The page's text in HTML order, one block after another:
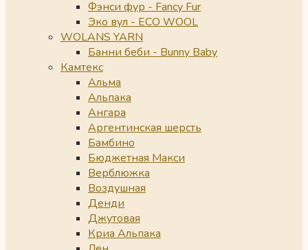
Фэнси фур - Fancy Fur
Эко вул - ECO WOOL
WOLANS YARN
Банни беби - Bunny Baby
Камтекс
Альма
Альпака
Ангара
Аргентинская шерсть
Бамбино
Бюджетная Макси
Верблюжка
Воздушная
Денди
Джутовая
Криа Альпака